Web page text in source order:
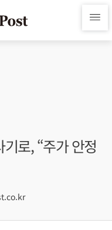
로, “주가 안정